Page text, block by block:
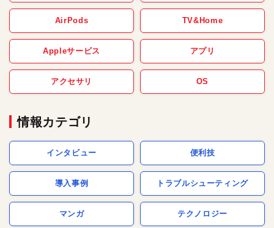
AirPods TV&Home
Appleサービス アプリ
アクセサリ OS
情報カテゴリ
インタビュー 便利技
導入事例 トラブルシューティング
マンガ テクノロジー